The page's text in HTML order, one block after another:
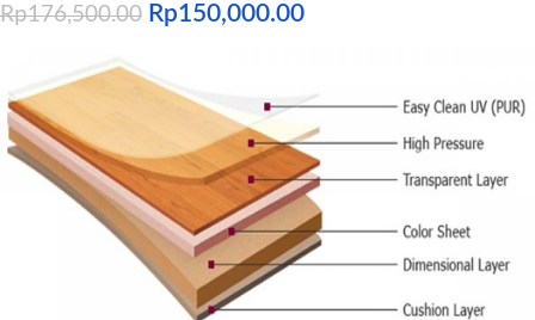
Rp176,500.00 Rp150,000.00